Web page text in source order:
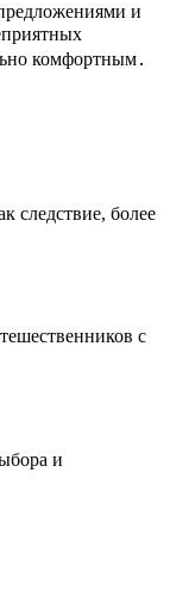
и
комфортным․
следствие, более
с
и